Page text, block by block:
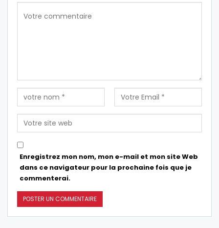
Enregistrez mon nom, mon e-mail et mon site Web
dans ce navigateur pour la prochaine fois que je
commenterai.